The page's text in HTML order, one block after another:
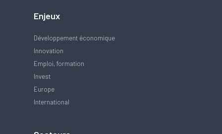
Enjeux
Développement économique
Innovation
Emploi, formation
Invest
Europe
International